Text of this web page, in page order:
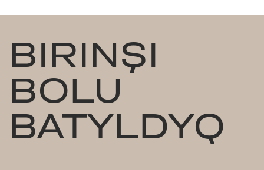
BIRINŞI
BOLU
BATYLDYQ